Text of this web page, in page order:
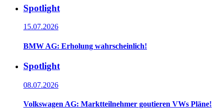
Spotlight
15.07.2026
BMW AG: Erholung wahrscheinlich!
Spotlight
08.07.2026
Volkswagen AG: Marktteilnehmer goutieren VWs Pläne!